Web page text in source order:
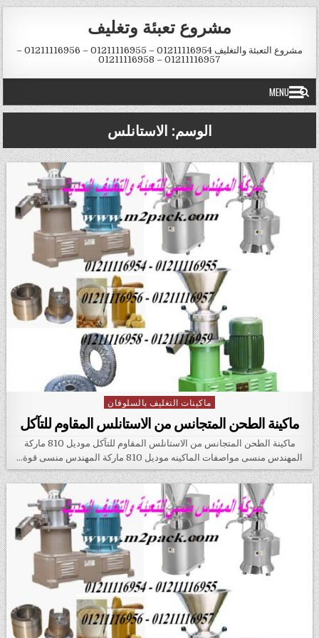
Skip to content
مشروع تعبئة وتغليف
مشروع التعبئة والتغليف 01211116954 – 01211116955 – 01211116956 –
01211116957 – 01211116958
MENU
الوسم: الاستانلس
Posted in
ماكينات التغليف بالسلوفان
ماكينة الطحن المتجانس من الاستانلس المقاوم للتآكل
ماكينة الطحن المتجانس من الاستانلس المقاوم للتآكل موديل 810 ماركة
المهندس منسى مواصفات الماكينه موديل 810 ماركة المهندس منسى قوة…